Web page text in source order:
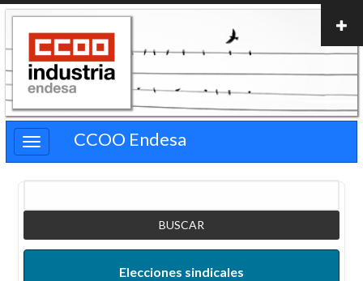
Pasar
contenido
principal
CCOO Endesa
Elecciones sindicales